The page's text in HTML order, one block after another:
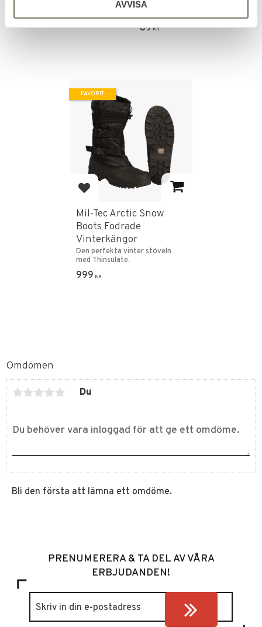
AVVISA
Omdömen
Du
Bli den första att lämna ett omdöme.
89KR
Lägg till i favoriter
Mil-Tec Arctic Snow
Boots Fodrade
Vinterkängor
Den perfekta vinter stöveln
med Thinsulate.
999 KR
FAVORIT
PRENUMERERA & TA DEL AV VÅRA
ERBJUDANDEN!